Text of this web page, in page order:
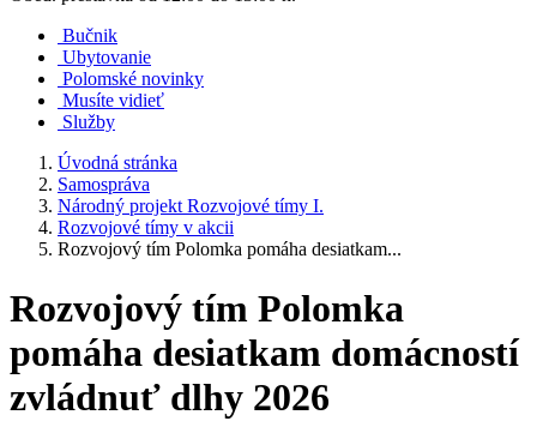
Bučnik
Ubytovanie
Polomské novinky
Musíte vidieť
Služby
Úvodná stránka
Samospráva
Národný projekt Rozvojové tímy I.
Rozvojové tímy v akcii
Rozvojový tím Polomka pomáha desiatkam...
Rozvojový tím Polomka
pomáha desiatkam domácností
zvládnuť dlhy 2026